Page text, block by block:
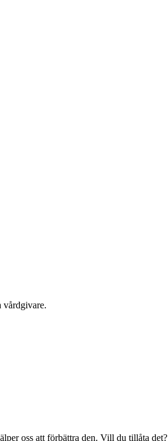
vårdgivare.
oss att förbättra den. Vill du tillåta det?